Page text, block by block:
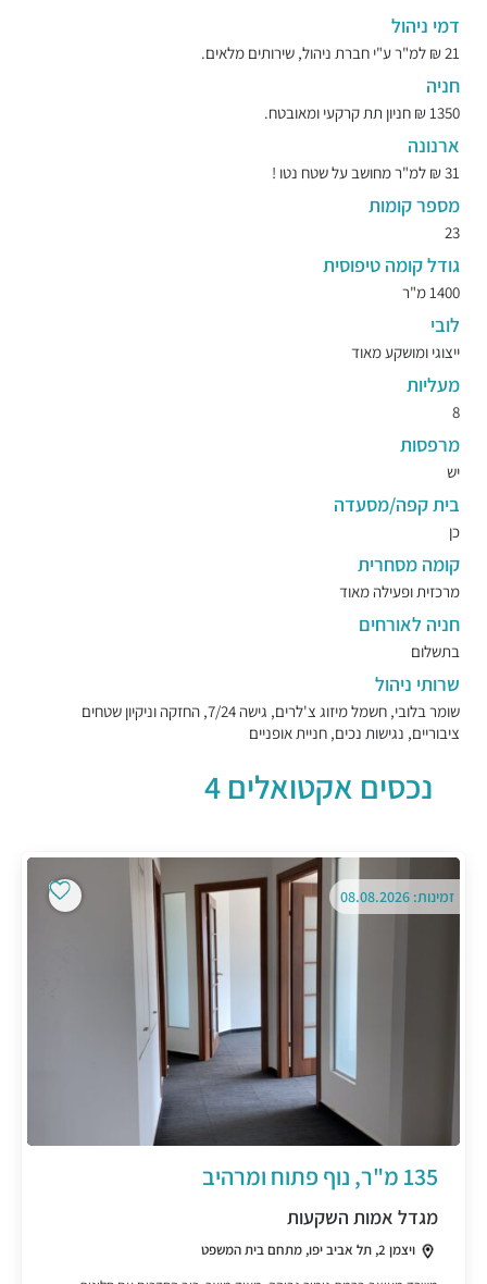
דמי ניהול
21 ₪ למ"ר ע"י חברת ניהול, שירותים מלאים.
חניה
1350 ₪ חניון תת קרקעי ומאובטח.
ארנונה
31 ₪ למ"ר מחושב על שטח נטו !
מספר קומות
23
גודל קומה טיפוסית
1400 מ"ר
לובי
ייצוגי ומושקע מאוד
מעליות
8
מרפסות
יש
בית קפה/מסעדה
כן
קומה מסחרית
מרכזית ופעילה מאוד
חניה לאורחים
בתשלום
שרותי ניהול
שומר בלובי, חשמל מיזוג צ'לרים, גישה 7/24, החזקה וניקיון שטחים
ציבוריים, נגישות נכים, חניית אופניים
נכסים אקטואלים 4
זמינות: 08.08.2026
135 מ"ר, נוף פתוח ומרהיב
מגדל אמות השקעות
ויצמן 2, תל אביב יפו, מתחם בית המשפט